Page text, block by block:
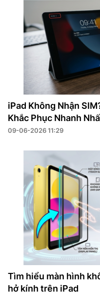
iPad Không Nhận
Khắc Phục Nhanh
09-06-2026 11:29
Tìm hiểu màn hình
hở kính trên iPad